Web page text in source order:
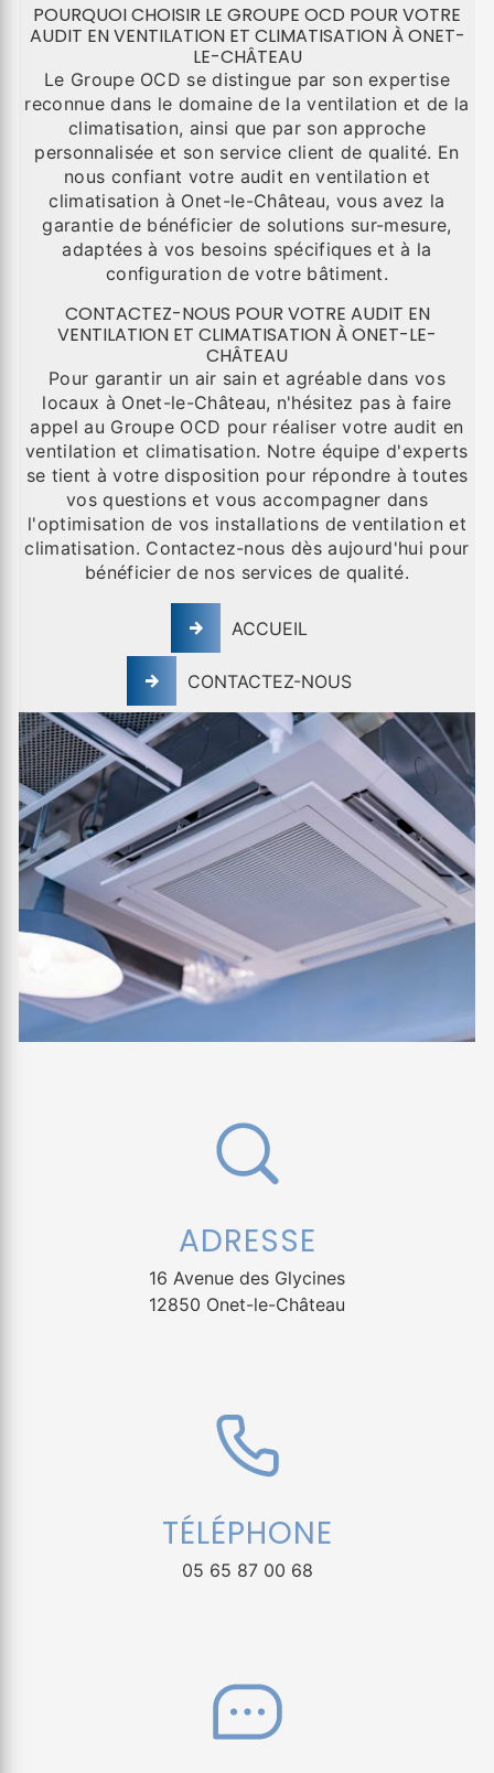
POURQUOI CHOISIR LE GROUPE OCD POUR VOTRE
AUDIT EN VENTILATION ET CLIMATISATION À ONET-
LE-CHÂTEAU
Le Groupe OCD se distingue par son expertise
reconnue dans le domaine de la ventilation et de la
climatisation, ainsi que par son approche
personnalisée et son service client de qualité. En
nous confiant votre audit en ventilation et
climatisation à Onet-le-Château, vous avez la
garantie de bénéficier de solutions sur-mesure,
adaptées à vos besoins spécifiques et à la
configuration de votre bâtiment.
CONTACTEZ-NOUS POUR VOTRE AUDIT EN
VENTILATION ET CLIMATISATION À ONET-LE-
CHÂTEAU
Pour garantir un air sain et agréable dans vos
locaux à Onet-le-Château, n'hésitez pas à faire
appel au Groupe OCD pour réaliser votre audit en
ventilation et climatisation. Notre équipe d'experts
se tient à votre disposition pour répondre à toutes
vos questions et vous accompagner dans
l'optimisation de vos installations de ventilation et
climatisation. Contactez-nous dès aujourd'hui pour
bénéficier de nos services de qualité.
ACCUEIL
CONTACTEZ-NOUS
ADRESSE
16 Avenue des Glycines
12850 Onet-le-Château
TÉLÉPHONE
05 65 87 00 68